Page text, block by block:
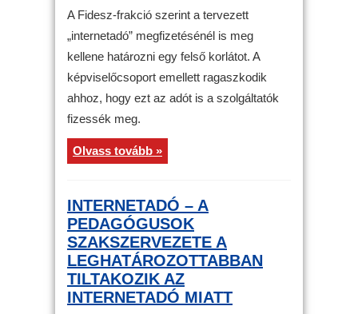
Fidesz
felső
vezetne
az
fizetésénél
bejegyzéshez
A Fidesz-frakció szerint a tervezett
„internetadó” megfizetésénél is meg
kellene határozni egy felső korlátot. A
képviselőcsoport emellett ragaszkodik
ahhoz, hogy ezt az adót is a szolgáltatók
fizessék meg.
Olvass tovább »
INTERNETADÓ – A
PEDAGÓGUSOK
SZAKSZERVEZETE A
LEGHATÁROZOTTABBAN
TILTAKOZIK AZ
INTERNETADÓ MIATT